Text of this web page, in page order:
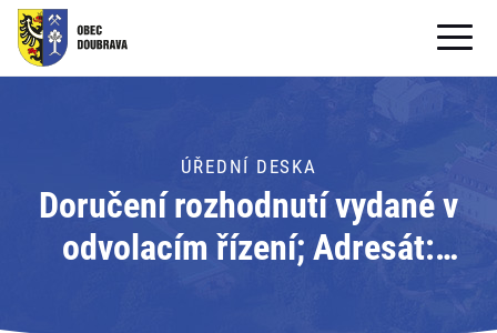
OBECNÍ ÚŘAD
PRO OBČANY
Formuláře ke stažení
ÚŘEDNÍ DESKA
Doručení rozhodnutí vydané v
odvolacím řízení; Adresát: